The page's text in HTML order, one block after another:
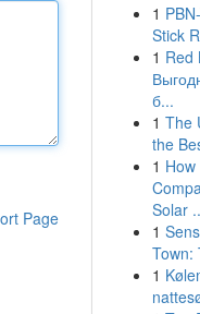
Page
1
Stick
1 Red
б...
1 The
the
1
Solar
1
Town:
1